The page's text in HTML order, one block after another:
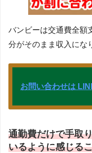
バンビーは交通費全額
分がそのまま収入にな
お問い合わせは
通勤費だけで手取
いるように感じる